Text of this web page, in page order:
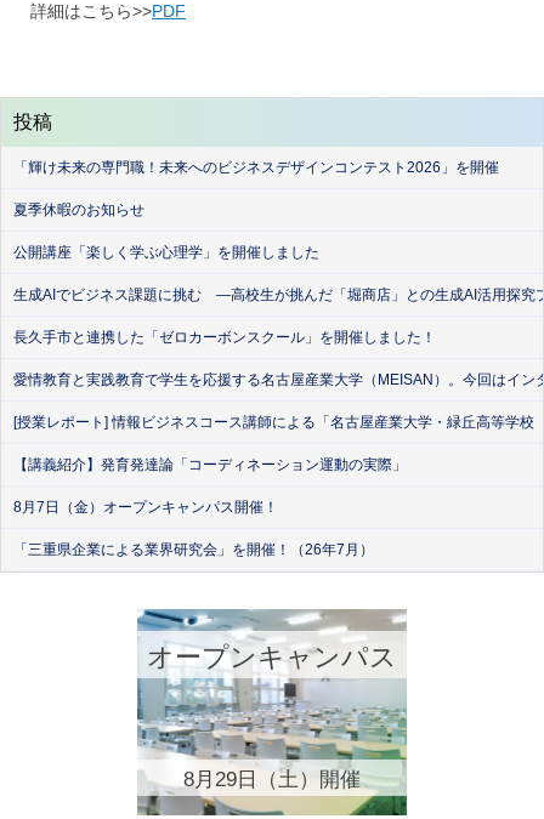
詳細はこちら>>PDF
投稿
「輝け未来の専門職！未来へのビジネスデザインコンテスト2026」を開催
夏季休暇のお知らせ
公開講座「楽しく学ぶ心理学」を開催しました
生成AIでビジネス課題に挑む ―高校生が挑んだ「堀商店」との生成AI活用探究
長久手市と連携した「ゼロカーボンスクール」を開催しました！
愛情教育と実践教育で学生を応援する名古屋産業大学（MEISAN）。今回はイ
[授業レポート] 情報ビジネスコース講師による「名古屋産業大学・緑丘高等学
【講義紹介】発育発達論「コーディネーション運動の実際」
8月7日（金）オープンキャンパス開催！
「三重県企業による業界研究会」を開催！（26年7月）
オープンキャンパス
8月29日（土）開催